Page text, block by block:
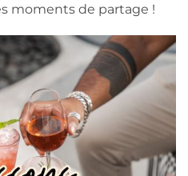
moments de partage !